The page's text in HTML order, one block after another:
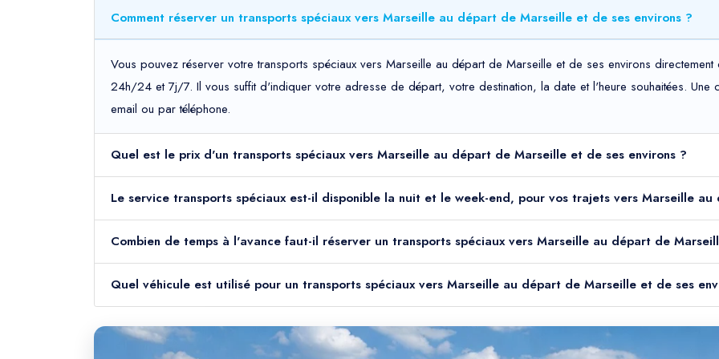
Comment réserver un transports spéciaux vers Marseille au départ de Marseille et de ses environs ?
Vous pouvez réserver votre transports spéciaux vers Marseille au départ de Marseille et de ses environs
24h/24 et 7j/7. Il vous suffit d'indiquer votre adresse de départ, votre destination, la date et l'heure souhaitées. Une
email ou par téléphone.
Quel est le prix d'un transports spéciaux vers Marseille au départ de Marseille et de ses environs ?
Le service transports spéciaux est-il disponible la nuit et le week-end, pour vos trajets vers Marseille
Combien de temps à l'avance faut-il réserver un transports spéciaux vers Marseille au départ de
Quel véhicule est utilisé pour un transports spéciaux vers Marseille au départ de Marseille et de ses